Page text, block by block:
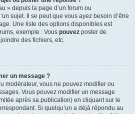
» depuis la page d’un forum ou
sujet. Il se peut que vous ayez besoin d’être
Une liste des options disponibles est
exemple : Vous pouvez poster de
joindre des fichiers, etc.
un message ?
modérateur, vous ne pouvez modifier ou
Vous pouvez modifier un message
après sa publication) en cliquant sur le
Si quelqu’un a déjà répondu au